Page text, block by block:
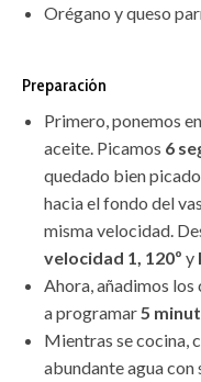
Orégano y queso
Preparación
Primero, ponemos
aceite. Picamos 6
quedado bien
hacia el fondo del
misma velocidad.
velocidad 1, 120º y
Ahora, añadimos
a programar5
Mientras se cocina,
abundante agua con